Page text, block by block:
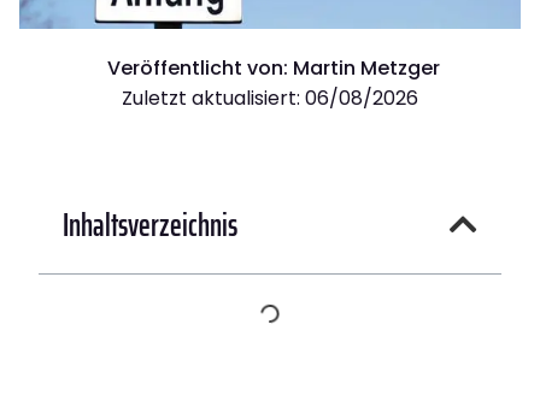
Veröffentlicht von: Martin Metzger
Zuletzt aktualisiert: 06/08/2026
Inhaltsverzeichnis